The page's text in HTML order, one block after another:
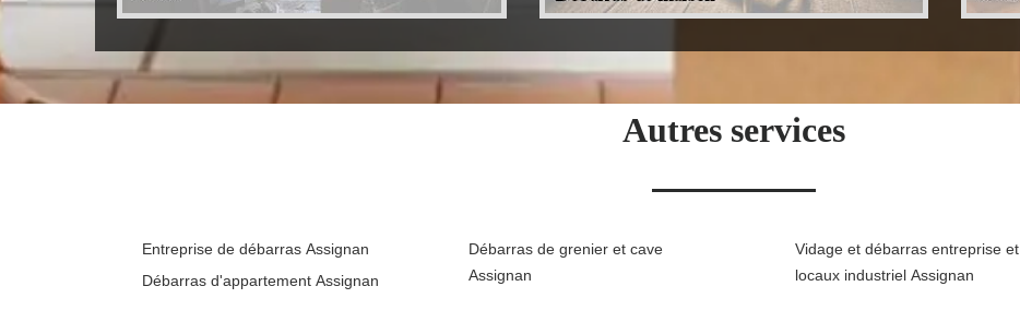
Autres services
Entreprise de débarras Assignan
Débarras d'appartement Assignan
Débarras de grenier et cave
Assignan
Vidage et débarras entreprise et
locaux industriel Assignan